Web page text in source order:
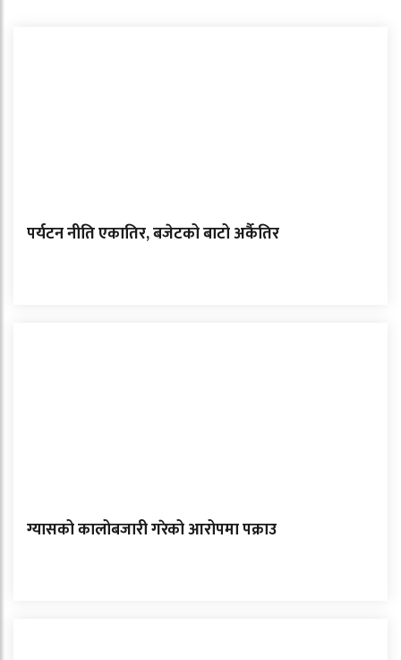
पर्यटन नीति एकातिर, बजेटको बाटो अर्कैतिर
ग्यासको कालोबजारी गरेको आरोपमा पक्राउ